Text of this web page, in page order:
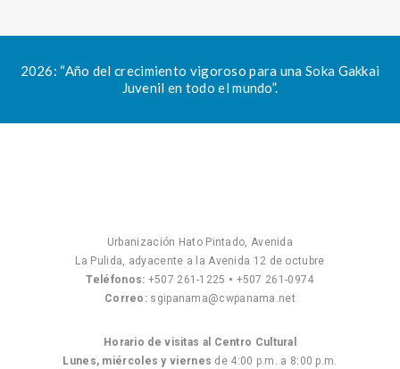
2026: “Año del crecimiento vigoroso para una Soka Gakkai
Juvenil en todo el mundo”.
Urbanización Hato Pintado, Avenida
La Pulida, adyacente a la Avenida 12 de octubre
Teléfonos: +507 261-1225 • +507 261-0974
Correo: sgipanama@cwpanama.net
Horario de visitas al Centro Cultural
Lunes, miércoles y viernes de 4:00 p.m. a 8:00 p.m.